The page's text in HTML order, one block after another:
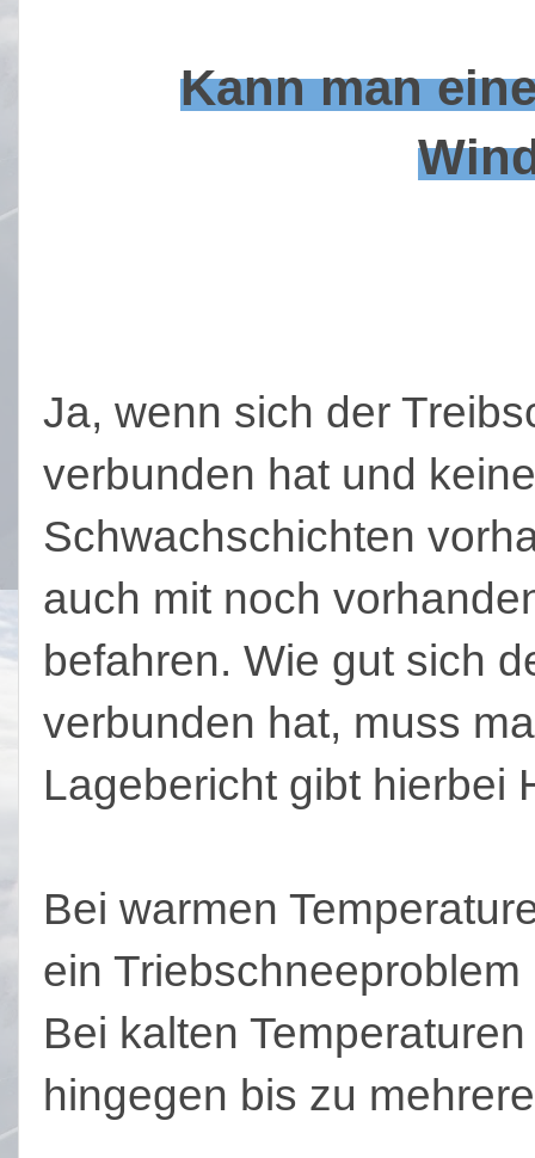
Kann man
Ja, wenn sich der
verbunden hat und
Schwachschichten
auch mit noch
befahren. Wie gut sich
verbunden hat, muss
Lagebericht gibt hierbei
Bei warmen
ein
Bei kalten
hingegen bis zu